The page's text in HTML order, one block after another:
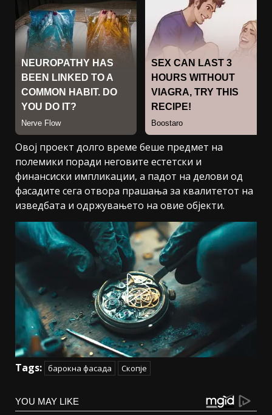
Овој проект долго време беше предмет на
полемики поради неговите естетски и
финансиски импликации, а падот на делови од
фасадите сега отвора прашања за квалитетот на
изведбата и одржувањето на овие објекти.
Tags: барокна фасада Скопје